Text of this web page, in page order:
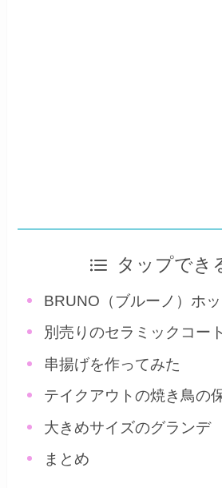
タップでき
BRUNO（ブルーノ）ホ
別売りのセラミックコー
串揚げを作ってみた
テイクアウトの焼き鳥の
大きめサイズのグランデ
まとめ